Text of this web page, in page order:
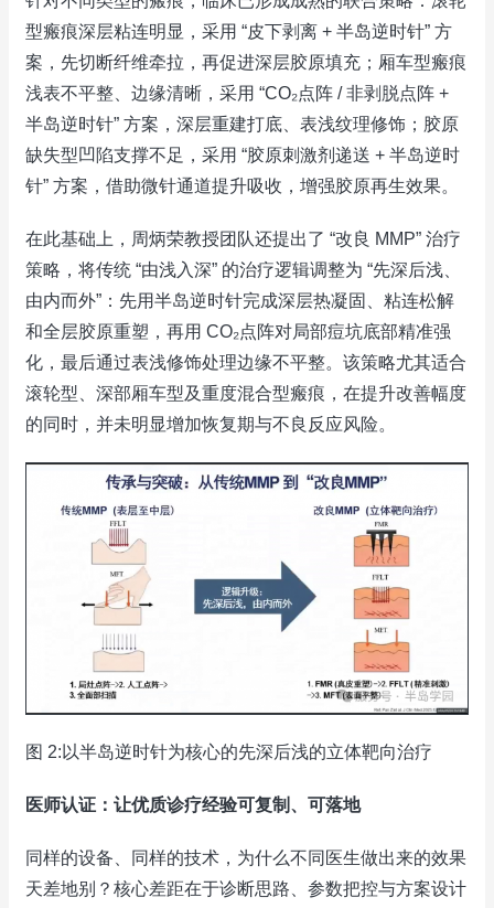
型瘢痕深层粘连明显，采用 “皮下剥离 + 半岛逆时针” 方
案，先切断纤维牵拉，再促进深层胶原填充；厢车型瘢痕
浅表不平整、边缘清晰，采用 “CO₂点阵 / 非剥脱点阵 +
半岛逆时针” 方案，深层重建打底、表浅纹理修饰；胶原
缺失型凹陷支撑不足，采用 “胶原刺激剂递送 + 半岛逆时
针” 方案，借助微针通道提升吸收，增强胶原再生效果。
在此基础上，周炳荣教授团队还提出了 “改良 MMP” 治疗
策略，将传统 “由浅入深” 的治疗逻辑调整为 “先深后浅、
由内而外”：先用半岛逆时针完成深层热凝固、粘连松解
和全层胶原重塑，再用 CO₂点阵对局部痘坑底部精准强
化，最后通过表浅修饰处理边缘不平整。该策略尤其适合
滚轮型、深部厢车型及重度混合型瘢痕，在提升改善幅度
的同时，并未明显增加恢复期与不良反应风险。
图 2:以半岛逆时针为核心的先深后浅的立体靶向治疗
医师认证：让优质诊疗经验可复制、可落地
同样的设备、同样的技术，为什么不同医生做出来的效果
天差地别？核心差距在于诊断思路、参数把控与方案设计